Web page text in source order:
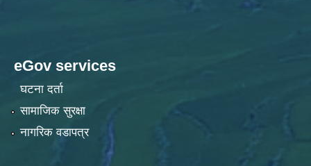
eGov services
घटना दर्ता
सामाजिक सुरक्षा
नागरिक वडापत्र